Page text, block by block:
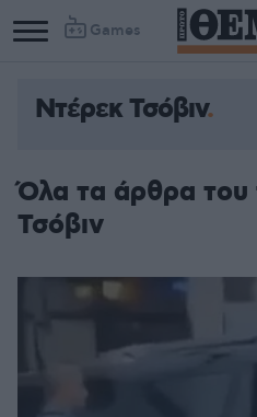
Games
Ντέρεκ Τσόβιν
Όλα τα άρθρα
Τσόβιν